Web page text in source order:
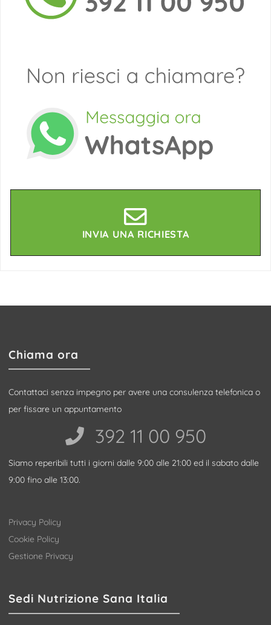
INVIA UNA RICHIESTA
Chiama ora
Contattaci senza impegno per avere una consulenza telefonica o
per fissare un appuntamento
392 11 00 950‬
Siamo reperibili tutti i giorni dalle 9:00 alle 21:00 ed il sabato dalle
9:00 fino alle 13:00.
Privacy Policy
Cookie Policy
Gestione Privacy
Sedi Nutrizione Sana Italia